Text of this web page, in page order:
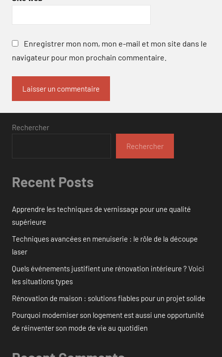
Enregistrer mon nom, mon e-mail et mon site dans le
navigateur pour mon prochain commentaire.
Rechercher
Rechercher
Recent Posts
Apprendre les techniques de vernissage pour une qualité
supérieure
Techniques avancées en menuiserie : le rôle de la découpe
laser
Quels événements justifient une rénovation intérieure ? Voici
les situations types
Rénovation de maison : solutions fiables pour un projet solide
Pourquoi moderniser son logement est aussi une opportunité
de réinventer son mode de vie au quotidien